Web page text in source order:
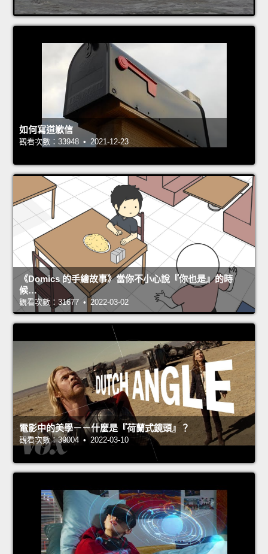
如何寫道歉信
觀看次數：33948 • 2021-12-23
《Domics 的手繪故事》當你不小心說『你也是』的時
候…
觀看次數：31677 • 2022-03-02
電影中的美學－－什麼是『荷蘭式鏡頭』？
觀看次數：39004 • 2022-03-10